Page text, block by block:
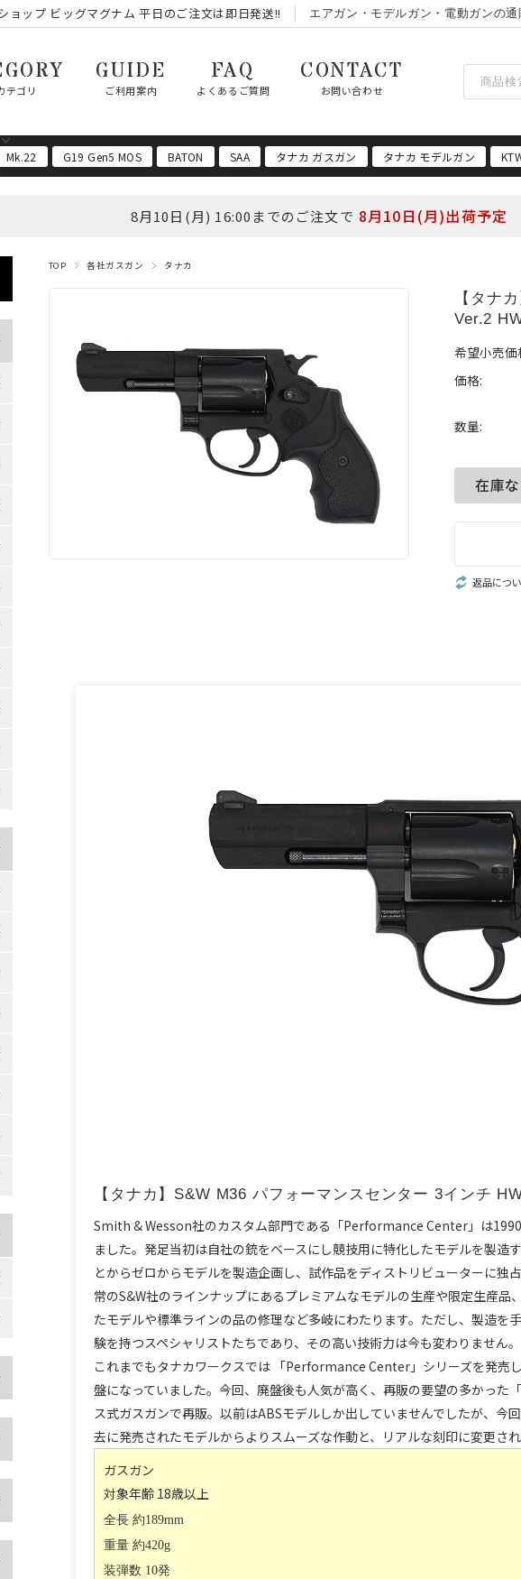
ョップ ビッグマグナム 平日のご注文は即日発送!! エアガン・モデルガン・電動ガンの
テゴリ
GUIDE
ご利用案内
FAQ
よくあるご質問
CONTACT
お問い合わせ
Mk.22 G19 Gen5 MOS BATON SAA タナカ ガスガン タナカ モデルガン
8月10日(月) 16:00までのご注文で 8月10日(月)出荷予定
TOP 各社ガスガン タナカ
【タナ
Ver.2
希望小売価
価格:
数量:
返品につ
【タナカ】S&W M36 パフォーマンスセンター 3インチ
Smith & Wesson社のカスタム部門である「Performance Center」は
ました。発足当初は自社の銃をベースにし競技用に特化したモデルを製造
とからゼロからモデルを製造企画し、試作品をディストリビューターに独
常のS&W社のラインナップにあるプレミアムなモデルの生産や限定生産
たモデルや標準ラインの品の修理など多岐にわたります。ただし、製造を
験を持つスペシャリストたちであり、その高い技術力は今も変わりません。
これまでもタナカワークスでは 「Performance Center」シリーズを発売
盤になっていました。今回、廃盤後も人気が高く、再販の要望の多かっ
ス式ガスガンで再販。以前はABSモデルしか出していませんでしたが、今
去に発売されたモデルからよりスムーズな作動と、リアルな刻印に変更さ
ガスガン
対象年齢 18歳以上
全長 約189mm
重量 約420g
装弾数 10発